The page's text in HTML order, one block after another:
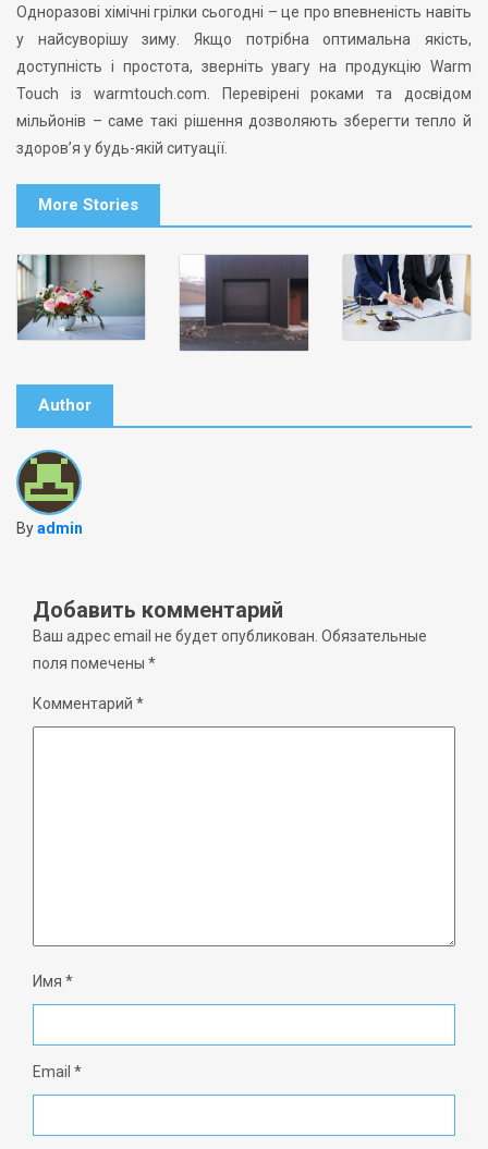
Одноразові хімічні грілки сьогодні – це про впевненість навіть
у найсуворішу зиму. Якщо потрібна оптимальна якість,
доступність і простота, зверніть увагу на продукцію Warm
Touch із warmtouch.com. Перевірені роками та досвідом
мільйонів – саме такі рішення дозволяють зберегти тепло й
здоров’я у будь-якій ситуації.
More Stories
Author
Byadmin
Добавить комментарий
Ваш адрес email не будет опубликован. Обязательные
поля помечены *
Комментарий *
Имя *
Email *